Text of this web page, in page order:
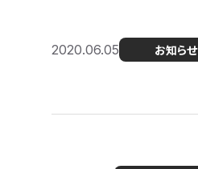
2020.06.05 お知らせ